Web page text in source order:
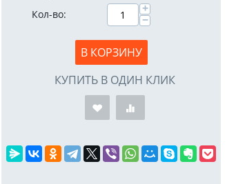
Кол-во:
+
−
В КОРЗИНУ
КУПИТЬ В ОДИН КЛИК